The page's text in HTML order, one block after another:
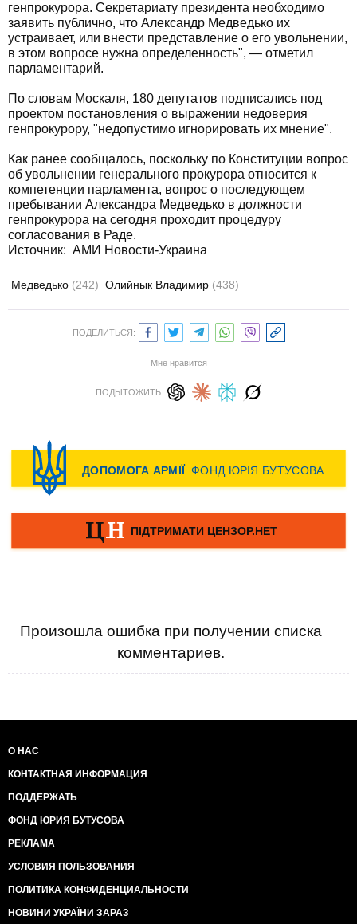
генпрокурора. Секретариату президента необходимо
заявить публично, что Александр Медведько их
устраивает, или внести представление о его увольнении,
в этом вопросе нужна определенность", — отметил
парламентарий.
По словам Москаля, 180 депутатов подписались под
проектом постановления о выражении недоверия
генпрокурору, "недопустимо игнорировать их мнение".
Как ранее сообщалось, поскольку по Конституции вопрос
об увольнении генерального прокурора относится к
компетенции парламента, вопрос о последующем
пребывании Александра Медведько в должности
генпрокурора на сегодня проходит процедуру
согласования в Раде.
Источник: АМИ Новости-Украина
Медведько (242) Олийнык Владимир (438)
ПОДЕЛИТЬСЯ:
Мне нравится
ПОДЫТОЖИТЬ:
Произошла ошибка при получении списка
комментариев.
О НАС
КОНТАКТНАЯ ИНФОРМАЦИЯ
ПОДДЕРЖАТЬ
ФОНД ЮРИЯ БУТУСОВА
РЕКЛАМА
УСЛОВИЯ ПОЛЬЗОВАНИЯ
ПОЛИТИКА КОНФИДЕНЦИАЛЬНОСТИ
НОВИНИ УКРАЇНИ ЗАРАЗ